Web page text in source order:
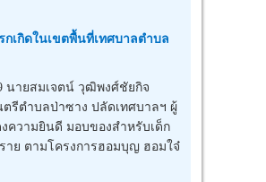
เกิดในเขตพื้นที่เทศบาลตำบล
ายสมเจตน์ วุฒิพงศ์ชัยกิจ
รีตำบลป่าซาง ปลัดเทศบาลฯ ผู้
ความยินดี มอบของสำหรับเด็ก
าย ตามโครงการฮอมบุญ ฮอมใจ๋